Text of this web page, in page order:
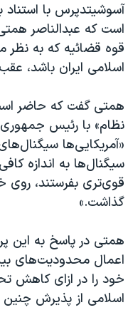
آسوشیتدپرس با
است که عبدالناصر
قوه قضائیه که به نظر
اسلامی ایران باشد،
همتی گفت که حاضر
نظام» با رئیس جمهوری
«آمریکایی‌ها
سیگنال‌ها به اندازه
قوی‌تری بفرستند، روی
گذاشت.»
همتی در پاسخ به این
اعمال محدودیت‌های
خود را در ازای کاهش
اسلامی از پذیرش